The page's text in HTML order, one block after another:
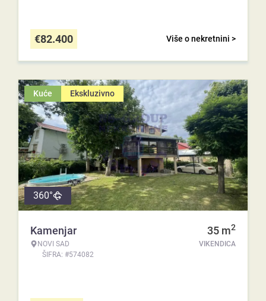
Više o nekretnini >
€82.400
Kuće Ekskluzivno
360°
Kamenjar
NOVI SAD
ŠIFRA: #574082
35 m2
VIKENDICA